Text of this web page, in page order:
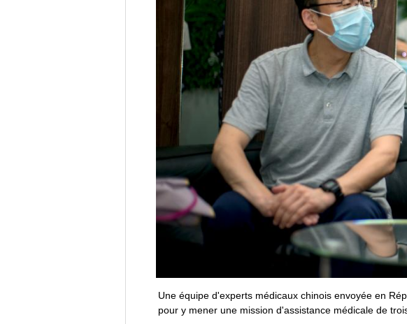
Une équipe d'experts médicaux chinois envoyée en
pour y mener une mission d'assistance médicale de